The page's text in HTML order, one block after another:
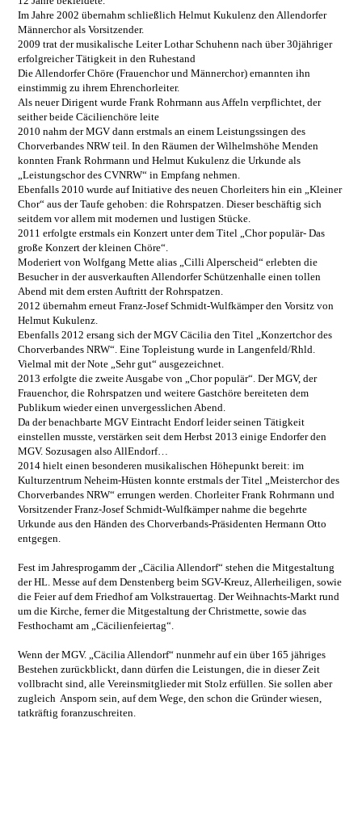
Im Jahre 2002 übernahm schließlich Helmut Kukulenz den Allendorfer
Männerchor als Vorsitzender.
2009 trat der musikalische Leiter Lothar Schuhenn nach über 30jähriger
erfolgreicher Tätigkeit in den Ruhestand
Die Allendorfer Chöre (Frauenchor und Männerchor) ernannten ihn
einstimmig zu ihrem Ehrenchorleiter.
Als neuer Dirigent wurde Frank Rohrmann aus Affeln verpflichtet, der
seither beide Cäcilienchöre leite
2010 nahm der MGV dann erstmals an einem Leistungssingen des
Chorverbandes NRW teil. In den Räumen der Wilhelmshöhe Menden
konnten Frank Rohrmann und Helmut Kukulenz die Urkunde als
„Leistungschor des CVNRW“ in Empfang nehmen.
Ebenfalls 2010 wurde auf Initiative des neuen Chorleiters hin ein „Kleiner
Chor“ aus der Taufe gehoben: die Rohrspatzen. Dieser beschäftig sich
seitdem vor allem mit modernen und lustigen Stücke.
2011 erfolgte erstmals ein Konzert unter dem Titel „Chor populär- Das
große Konzert der kleinen Chöre“.
Moderiert von Wolfgang Mette alias „Cilli Alperscheid“ erlebten die
Besucher in der ausverkauften Allendorfer Schützenhalle einen tollen
Abend mit dem ersten Auftritt der Rohrspatzen.
2012 übernahm erneut Franz-Josef Schmidt-Wulfkämper den Vorsitz von
Helmut Kukulenz.
Ebenfalls 2012 ersang sich der MGV Cäcilia den Titel „Konzertchor des
Chorverbandes NRW“. Eine Topleistung wurde in Langenfeld/Rhld.
Vielmal mit der Note „Sehr gut“ ausgezeichnet.
2013 erfolgte die zweite Ausgabe von „Chor populär“. Der MGV, der
Frauenchor, die Rohrspatzen und weitere Gastchöre bereiteten dem
Publikum wieder einen unvergesslichen Abend.
Da der benachbarte MGV Eintracht Endorf leider seinen Tätigkeit
einstellen musste, verstärken seit dem Herbst 2013 einige Endorfer den
MGV. Sozusagen also AllEndorf…
2014 hielt einen besonderen musikalischen Höhepunkt bereit: im
Kulturzentrum Neheim-Hüsten konnte erstmals der Titel „Meisterchor des
Chorverbandes NRW“ errungen werden. Chorleiter Frank Rohrmann und
Vorsitzender Franz-Josef Schmidt-Wulfkämper nahme die begehrte
Urkunde aus den Händen des Chorverbands-Präsidenten Hermann Otto
entgegen.
Fest im Jahresprogamm der „Cäcilia Allendorf“ stehen die Mitgestaltung
der HL. Messe auf dem Denstenberg beim SGV-Kreuz, Allerheiligen, sowie
die Feier auf dem Friedhof am Volkstrauertag. Der Weihnachts-Markt rund
um die Kirche, ferner die Mitgestaltung der Christmette, sowie das
Festhochamt am „Cäcilienfeiertag“.
Wenn der MGV. „Cäcilia Allendorf“ nunmehr auf ein über 165 jähriges
Bestehen zurückblickt, dann dürfen die Leistungen, die in dieser Zeit
vollbracht sind, alle Vereinsmitglieder mit Stolz erfüllen. Sie sollen aber
zugleich Ansporn sein, auf dem Wege, den schon die Gründer wiesen,
tatkräftig foranzuschreiten.